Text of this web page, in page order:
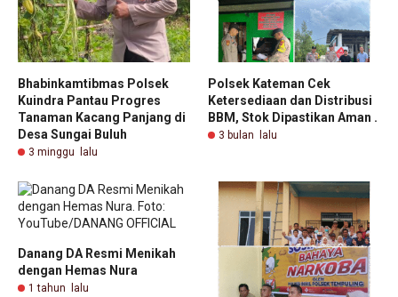
Bhabinkamtibmas Polsek
Kuindra Pantau Progres
Tanaman Kacang Panjang di
Desa Sungai Buluh
3 minggu lalu
Polsek Kateman Cek
Ketersediaan dan Distribusi
BBM, Stok Dipastikan Aman .
3 bulan lalu
Danang DA Resmi Menikah
dengan Hemas Nura
1 tahun lalu